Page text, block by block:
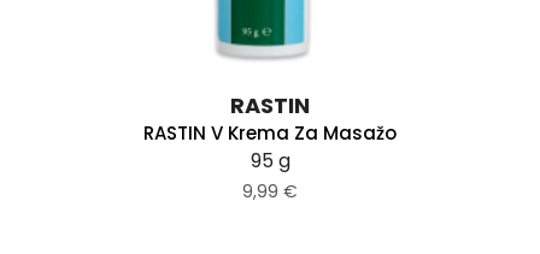
RASTIN
RASTIN V Krema Za Masažo
95 g
9,99 €